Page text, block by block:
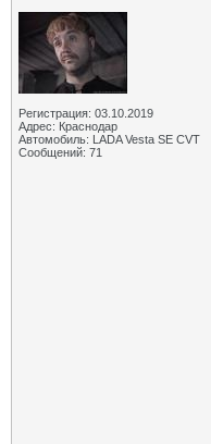
Регистрация: 03.10.2019
Адрес: Краснодар
Автомобиль: LADA Vesta SE CVT
Сообщений: 71